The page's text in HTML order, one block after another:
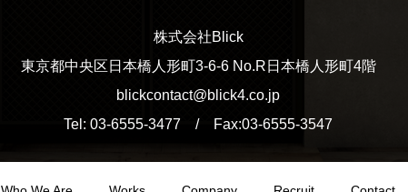
株式会社Blick
東京都中央区日本橋人形町3-6-6 No.R日本橋人形町4階
blickcontact@blick4.co.jp
Tel: 03-6555-3477 / Fax:03-6555-3547